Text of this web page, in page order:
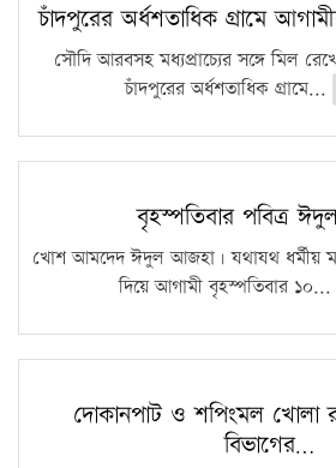
চাঁদপুরের অর্ধশতাধিক গ্রামে
সৌদি আরবসহ মধ্যপ্রাচ্যের সঙ্গে মিল
চাঁদপুরের অর্ধশতাধিক গ্রামে...
বৃহস্পতিবার পবিত্র
খোশ আমদেদ ঈদুল আজহা। যথাযথ ধর্মীয়
দিয়ে আগামী বৃহস্পতিবার ১০...
দোকানপাট ও শপিংমল খোলা
বিভাগের…